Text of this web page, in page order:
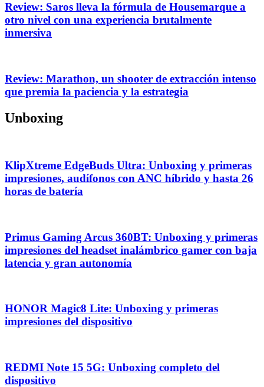
Review: Saros lleva la fórmula de Housemarque a
otro nivel con una experiencia brutalmente
inmersiva
Review: Marathon, un shooter de extracción intenso
que premia la paciencia y la estrategia
Unboxing
KlipXtreme EdgeBuds Ultra: Unboxing y primeras
impresiones, audífonos con ANC híbrido y hasta 26
horas de batería
Primus Gaming Arcus 360BT: Unboxing y primeras
impresiones del headset inalámbrico gamer con baja
latencia y gran autonomía
HONOR Magic8 Lite: Unboxing y primeras
impresiones del dispositivo
REDMI Note 15 5G: Unboxing completo del
dispositivo